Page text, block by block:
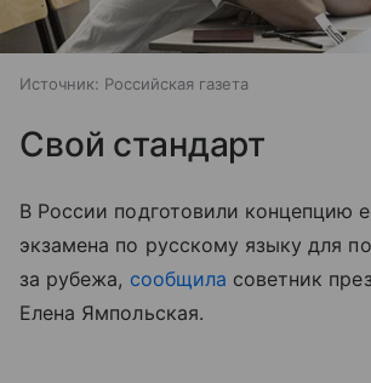
Источник: Российская газета
Свой стандарт
В России подготовили концепцию
экзамена по русскому языку для
за рубежа, сообщила советник
Елена Ямпольская.